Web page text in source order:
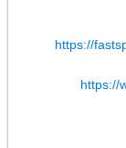
https://
https://